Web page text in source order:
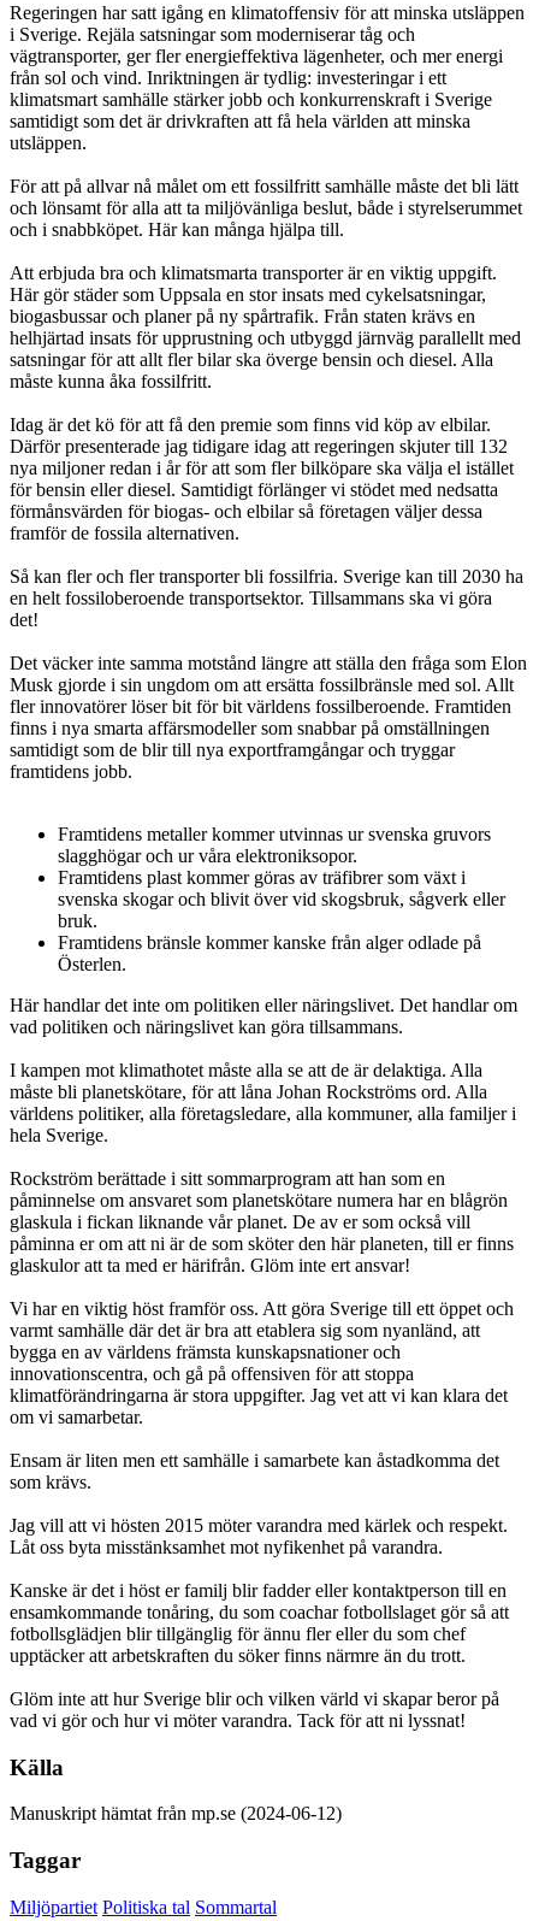
Regeringen har satt igång en klimatoffensiv för att minska utsläppen
i Sverige. Rejäla satsningar som moderniserar tåg och
vägtransporter, ger fler energieffektiva lägenheter, och mer energi
från sol och vind. Inriktningen är tydlig: investeringar i ett
klimatsmart samhälle stärker jobb och konkurrenskraft i Sverige
samtidigt som det är drivkraften att få hela världen att minska
utsläppen.
För att på allvar nå målet om ett fossilfritt samhälle måste det bli lätt
och lönsamt för alla att ta miljövänliga beslut, både i styrelserummet
och i snabbköpet. Här kan många hjälpa till.
Att erbjuda bra och klimatsmarta transporter är en viktig uppgift.
Här gör städer som Uppsala en stor insats med cykelsatsningar,
biogasbussar och planer på ny spårtrafik. Från staten krävs en
helhjärtad insats för upprustning och utbyggd järnväg parallellt med
satsningar för att allt fler bilar ska överge bensin och diesel. Alla
måste kunna åka fossilfritt.
Idag är det kö för att få den premie som finns vid köp av elbilar.
Därför presenterade jag tidigare idag att regeringen skjuter till 132
nya miljoner redan i år för att som fler bilköpare ska välja el istället
för bensin eller diesel. Samtidigt förlänger vi stödet med nedsatta
förmånsvärden för biogas- och elbilar så företagen väljer dessa
framför de fossila alternativen.
Så kan fler och fler transporter bli fossilfria. Sverige kan till 2030 ha
en helt fossiloberoende transportsektor. Tillsammans ska vi göra
det!
Det väcker inte samma motstånd längre att ställa den fråga som Elon
Musk gjorde i sin ungdom om att ersätta fossilbränsle med sol. Allt
fler innovatörer löser bit för bit världens fossilberoende. Framtiden
finns i nya smarta affärsmodeller som snabbar på omställningen
samtidigt som de blir till nya exportframgångar och tryggar
framtidens jobb.
Framtidens metaller kommer utvinnas ur svenska gruvors
slagghögar och ur våra elektroniksopor.
Framtidens plast kommer göras av träfibrer som växt i
svenska skogar och blivit över vid skogsbruk, sågverk eller
bruk.
Framtidens bränsle kommer kanske från alger odlade på
Österlen.
Här handlar det inte om politiken eller näringslivet. Det handlar om
vad politiken och näringslivet kan göra tillsammans.
I kampen mot klimathotet måste alla se att de är delaktiga. Alla
måste bli planetskötare, för att låna Johan Rockströms ord. Alla
världens politiker, alla företagsledare, alla kommuner, alla familjer i
hela Sverige.
Rockström berättade i sitt sommarprogram att han som en
påminnelse om ansvaret som planetskötare numera har en blågrön
glaskula i fickan liknande vår planet. De av er som också vill
påminna er om att ni är de som sköter den här planeten, till er finns
glaskulor att ta med er härifrån. Glöm inte ert ansvar!
Vi har en viktig höst framför oss. Att göra Sverige till ett öppet och
varmt samhälle där det är bra att etablera sig som nyanländ, att
bygga en av världens främsta kunskapsnationer och
innovationscentra, och gå på offensiven för att stoppa
klimatförändringarna är stora uppgifter. Jag vet att vi kan klara det
om vi samarbetar.
Ensam är liten men ett samhälle i samarbete kan åstadkomma det
som krävs.
Jag vill att vi hösten 2015 möter varandra med kärlek och respekt.
Låt oss byta misstänksamhet mot nyfikenhet på varandra.
Kanske är det i höst er familj blir fadder eller kontaktperson till en
ensamkommande tonåring, du som coachar fotbollslaget gör så att
fotbollsglädjen blir tillgänglig för ännu fler eller du som chef
upptäcker att arbetskraften du söker finns närmre än du trott.
Glöm inte att hur Sverige blir och vilken värld vi skapar beror på
vad vi gör och hur vi möter varandra. Tack för att ni lyssnat!
Källa
Manuskript hämtat från mp.se (2024-06-12)
Taggar
Miljöpartiet Politiska tal Sommartal